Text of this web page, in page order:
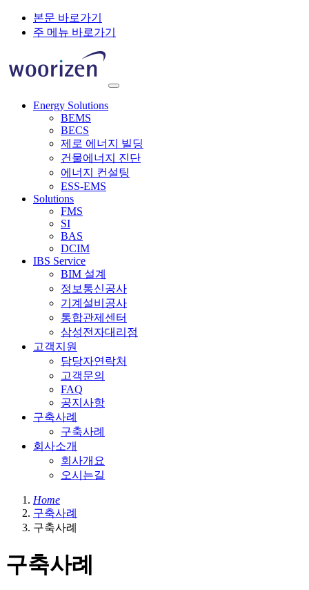
본문 바로가기
주 메뉴 바로가기
Energy Solutions
BEMS
BECS
제로 에너지 빌딩
건물에너지 진단
에너지 컨설팅
ESS-EMS
Solutions
FMS
SI
BAS
DCIM
IBS Service
BIM 설계
정보통신공사
기계설비공사
통합관제센터
삼성전자대리점
고객지원
담당자연락처
고객문의
FAQ
공지사항
구축사례
구축사례
회사소개
회사개요
오시는길
Home
구축사례
구축사례
구축사례